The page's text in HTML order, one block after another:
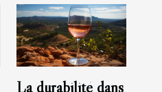
La durabilité dans